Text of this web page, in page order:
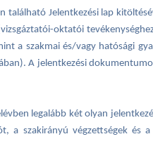
található Jelentkezési lap
oktatói
a szakmai és/vagy hatósági
A jelentkezési
legalább két olyan
a szakirányú végzettségek és